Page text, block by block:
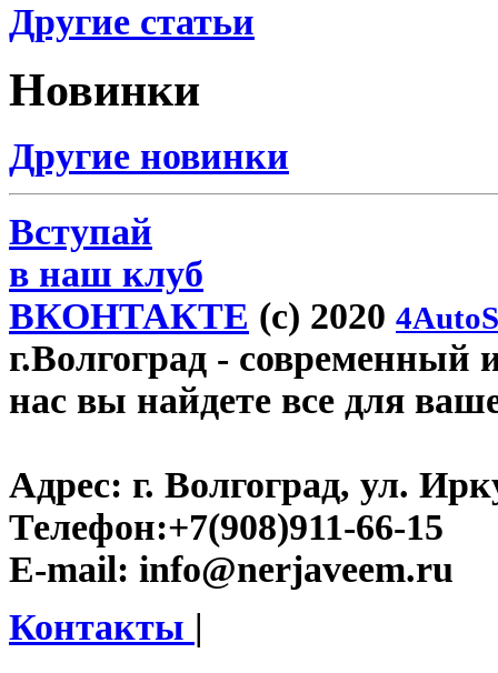
Другие статьи
Новинки
Другие новинки
Вступай
в наш клуб
ВКОНТАКТЕ (c) 2020
г.Волгоград - современный
нас вы найдете все для
Адрес: г. Волгоград, ул.
Телефон:+7(908)911-66-15
E-mail: info@nerjaveem.ru
Контакты |